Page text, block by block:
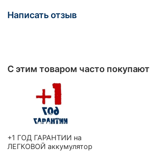
Написать отзыв
С этим товаром часто покупают
+1 ГОД ГАРАНТИИ на
ЛЕГКОВОЙ аккумулятор